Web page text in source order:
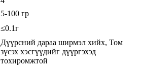
5-100 гр
≤0.1г
Дүүрсний дараа ширмэл хийх, Том
зүсэх хэсгүүдийг дүүргэхэд
тохиромжтой